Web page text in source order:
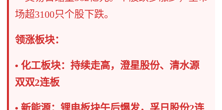
场超3100只个股下跌。
领涨板块：
• 化工板块：持续走高，澄星股份、清水源
双双2连板
• 新能源：锂电板块午后爆发，孚日股份2连